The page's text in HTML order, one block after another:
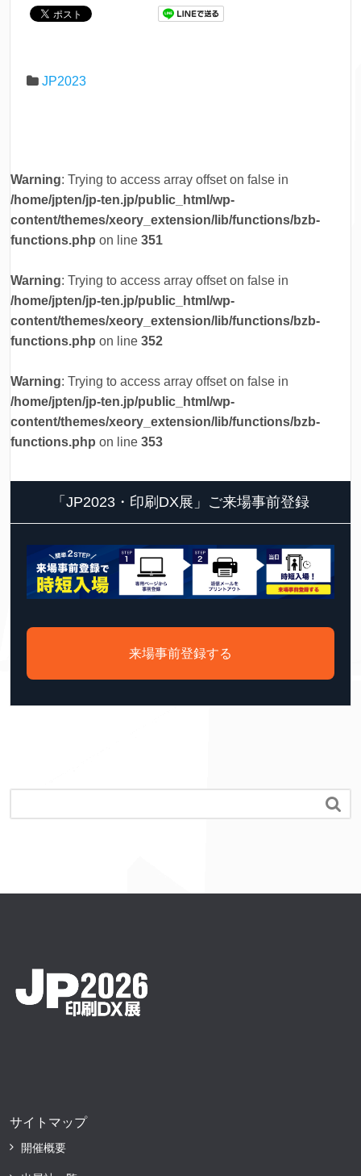
JP2023
Warning: Trying to access array offset on false in
/home/jpten/jp-ten.jp/public_html/wp-
content/themes/xeory_extension/lib/functions/bzb-
functions.php on line 351
Warning: Trying to access array offset on false in
/home/jpten/jp-ten.jp/public_html/wp-
content/themes/xeory_extension/lib/functions/bzb-
functions.php on line 352
Warning: Trying to access array offset on false in
/home/jpten/jp-ten.jp/public_html/wp-
content/themes/xeory_extension/lib/functions/bzb-
functions.php on line 353
「JP2023・印刷DX展」ご来場事前登録
来場事前登録する

サイトマップ
開催概要